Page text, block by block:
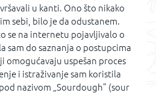
u kanti. Ono što nikako
sebi, bilo je da odustanem.
se na internetu pojavljivalo o
sam do saznanja o postupcima
omogućavaju uspešan proces
i istraživanje sam koristila
nazivom „Sourdough” (sour